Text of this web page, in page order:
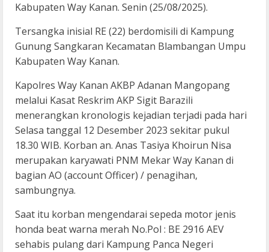
Kabupaten Way Kanan. Senin (25/08/2025).
Tersangka inisial RE (22) berdomisili di Kampung
Gunung Sangkaran Kecamatan Blambangan Umpu
Kabupaten Way Kanan.
Kapolres Way Kanan AKBP Adanan Mangopang
melalui Kasat Reskrim AKP Sigit Barazili
menerangkan kronologis kejadian terjadi pada hari
Selasa tanggal 12 Desember 2023 sekitar pukul
18.30 WIB. Korban an. Anas Tasiya Khoirun Nisa
merupakan karyawati PNM Mekar Way Kanan di
bagian AO (account Officer) / penagihan,
sambungnya.
Saat itu korban mengendarai sepeda motor jenis
honda beat warna merah No.Pol : BE 2916 AEV
sehabis pulang dari Kampung Panca Negeri